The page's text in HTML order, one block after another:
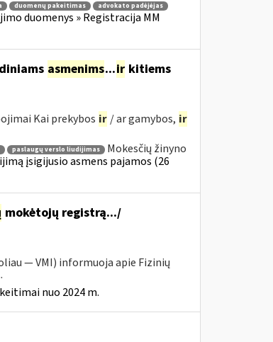
duomenų pakeitimas
advokato padėjėjas
duomenys » Registracija MM
asmenims...irkitiems
Kai prekybos ir / ar gamybos, ir
paslaugų verslo liudijimas
Mokesčių žinyno
įsigijusio asmens pajamos (26
mokėtojų registrą.../
— VMI) informuoja apie Fizinių
nuo 2024 m.